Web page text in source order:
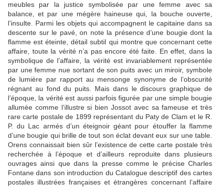
meubles par la justice symbolisée par une femme avec sa
balance, et par une mégère haineuse qui, la bouche ouverte,
l’insulte. Parmi les objets qui accompagnent le capitaine dans sa
descente sur le pavé, on note la présence d’une bougie dont la
flamme est éteinte, détail subtil qui montre que concernant cette
affaire, toute la vérité n’a pas encore été faite. En effet, dans la
symbolique de l’affaire, la vérité est invariablement représentée
par une femme nue sortant de son puits avec un miroir, symbole
de lumière par rapport au mensonge synonyme de l’obscurité
régnant au fond du puits. Mais dans le discours graphique de
l’époque, la vérité est aussi parfois figurée par une simple bougie
allumée comme l’illustre si bien Jossot avec sa fameuse et très
rare carte postale de 1899 représentant du Paty de Clam et le R.
P. du Lac armés d’un éteignoir géant pour étouffer la flamme
d’une bougie qui brille de tout son éclat devant eux sur une table.
Orens connaissait bien sûr l’existence de cette carte postale très
recherchée à l’époque et d’ailleurs reproduite dans plusieurs
ouvrages ainsi que dans la presse comme le précise Charles
Fontane dans son introduction du Catalogue descriptif des cartes
postales illustrées françaises et étrangères concernant l’affaire